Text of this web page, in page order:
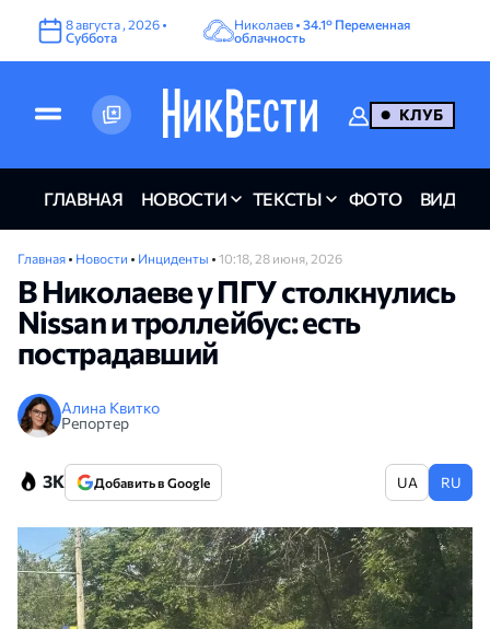
8августа ,2026 •
Суббота
Николаев •34.1° Переменная
облачность
КЛУБ
ГЛАВНАЯ НОВОСТИ ТЕКСТЫ ФОТО ВИДЕО
Главная • Новости • Инциденты • 10:18, 28 июня, 2026
В Николаеве у ПГУ столкнулись
Nissan и троллейбус: есть
пострадавший
Алина Квитко
Репортер
3K Добавить в Google UA RU